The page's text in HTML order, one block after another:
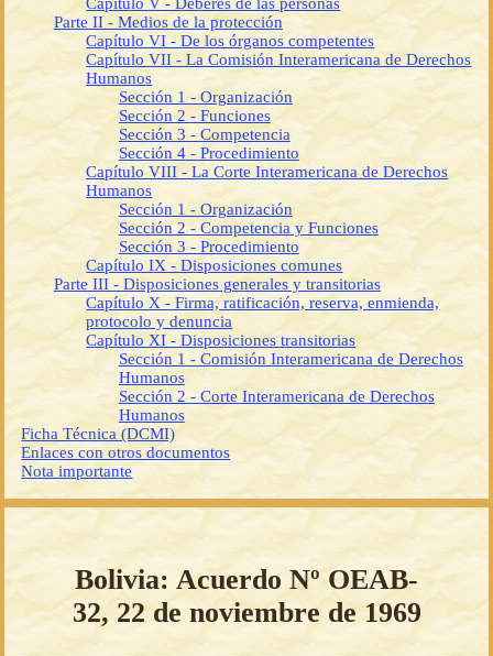
Capítulo V - Deberes de las personas
Parte II - Medios de la protección
Capítulo VI - De los órganos competentes
Capítulo VII - La Comisión Interamericana de Derechos
Humanos
Sección 1 - Organización
Sección 2 - Funciones
Sección 3 - Competencia
Sección 4 - Procedimiento
Capítulo VIII - La Corte Interamericana de Derechos
Humanos
Sección 1 - Organización
Sección 2 - Competencia y Funciones
Sección 3 - Procedimiento
Capítulo IX - Disposiciones comunes
Parte III - Disposiciones generales y transitorias
Capítulo X - Firma, ratificación, reserva, enmienda,
protocolo y denuncia
Capítulo XI - Disposiciones transitorias
Sección 1 - Comisión Interamericana de Derechos
Humanos
Sección 2 - Corte Interamericana de Derechos
Humanos
Ficha Técnica (DCMI)
Enlaces con otros documentos
Nota importante
Bolivia: Acuerdo Nº OEAB-
32, 22 de noviembre de 1969